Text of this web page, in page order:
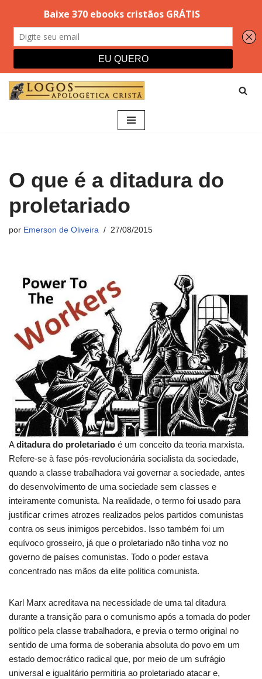
O que é a ditadura do
proletariado
por Emerson de Oliveira 27/08/2015
Aditadura do proletariado é um conceito da teoria marxista.
Refere-se à fase pós-revolucionária socialista da sociedade,
quando a classe trabalhadora vai governar a sociedade, antes
do desenvolvimento de uma sociedade sem classes e
inteiramente comunista. Na realidade, o termo foi usado para
justificar crimes atrozes realizados pelos partidos comunistas
contra os seus inimigos percebidos. Isso também foi um
equívoco grosseiro, já que o proletariado não tinha voz no
governo de países comunistas. Todo o poder estava
concentrado nas mãos da elite política comunista.
Karl Marx acreditava na necessidade de uma tal ditadura
durante a transição para o comunismo após a tomada do poder
político pela classe trabalhadora, e previa o termo original no
sentido de uma forma de soberania absoluta do povo em um
estado democrático radical que, por meio de um sufrágio
universal e igualitário permitiria ao proletariado atacar e,